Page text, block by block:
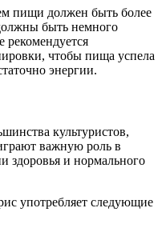
пищи должен быть более
быть немного
рекомендуется
чтобы пища успела
энергии.
культуристов,
важную роль в
здоровья и нормального
употребляет следующие